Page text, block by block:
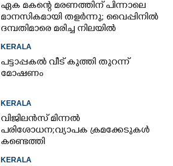
ഏക മകന്റെ മരണത്തിന് പിന്നാലെ
മാനസികമായി തളർന്നു; വൈപ്പിനിൽ
ദമ്പതിമാരെ മരിച്ച നിലയിൽ
കണ്ടെത്തി
KERALA
പട്ടാപ്പകൽ വീട് കുത്തി തുറന്ന്
മോഷണം
KERALA
വിജിലൻസ് മിന്നൽ
പരിശോധന; വ്യാപക ക്രമക്കേടുകൾ
കണ്ടെത്തി
KERALA